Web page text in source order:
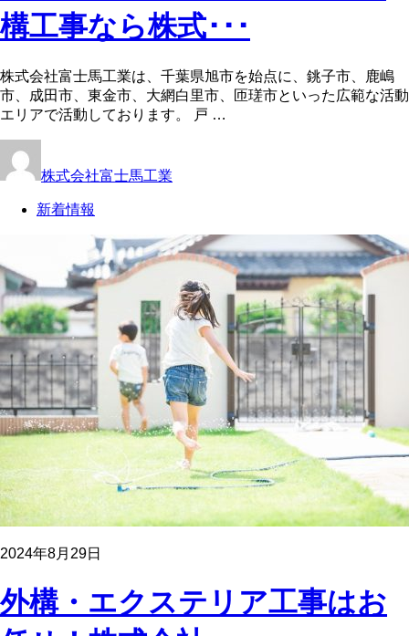
構工事なら株式･･･
株式会社富士馬工業は、千葉県旭市を始点に、銚子市、鹿嶋
市、成田市、東金市、大網白里市、匝瑳市といった広範な活動
エリアで活動しております。 戸 …
株式会社富士馬工業
新着情報
2024年8月29日
外構・エクステリア工事はお